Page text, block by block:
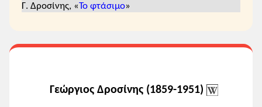
Γ. Δροσίνης, «Το φτάσιμο»
Γεώργιος Δροσίνης (1859-1951)